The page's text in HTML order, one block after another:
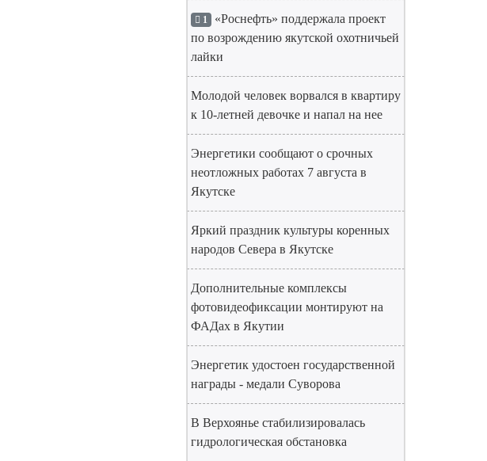
1 «Роснефть» поддержала проект
по возрождению якутской охотничьей
лайки
Молодой человек ворвался в квартиру
к 10-летней девочке и напал на нее
Энергетики сообщают о срочных
неотложных работах 7 августа в
Якутске
Яркий праздник культуры коренных
народов Севера в Якутске
Дополнительные комплексы
фотовидеофиксации монтируют на
ФАДах в Якутии
Энергетик удостоен государственной
награды - медали Суворова
В Верхоянье стабилизировалась
гидрологическая обстановка